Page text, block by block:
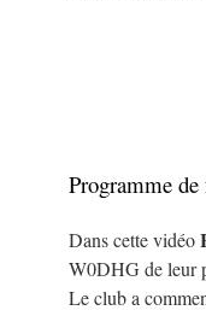
Programme
Dans cette vidéo
W0DHG de leur
Le club a